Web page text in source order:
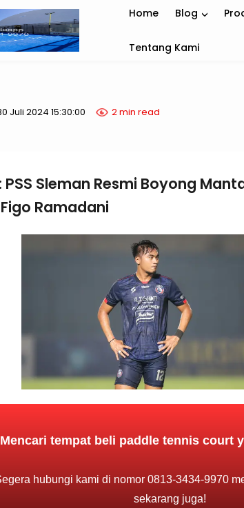
Home Blog
Tentang Kami
Juli 2024 15:30:00 2 min read
PSS Sleman Resmi Boyong
Ramadani
Mencari tempat beli paddle tennis court
hubungi kami di nomor 0813-3434-9970
sekarang juga!